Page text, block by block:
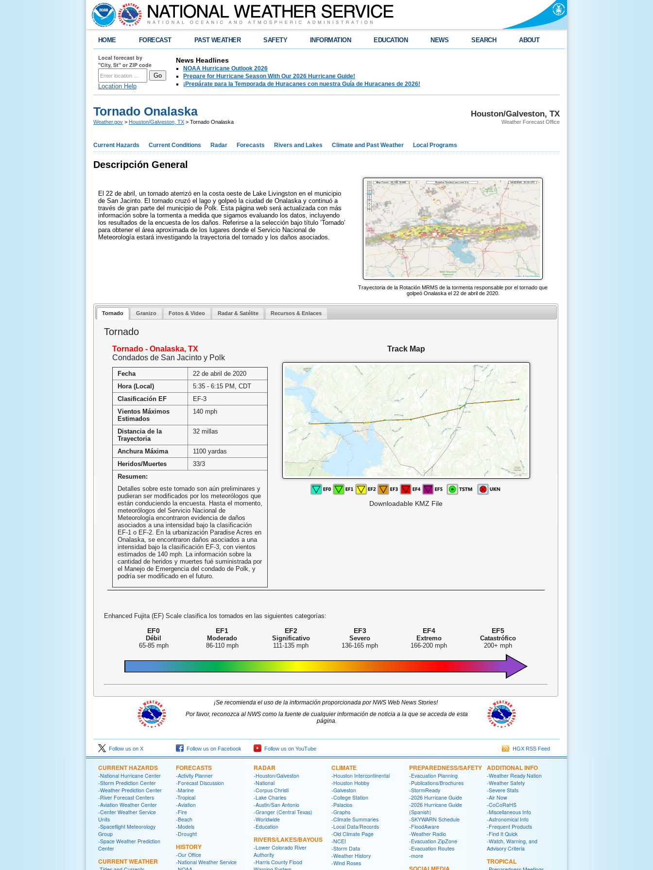
HOME FORECAST PAST WEATHER SAFETY INFORMATION EDUCATION NEWS SEARCH ABOUT
Local forecast by
"City, St" or ZIP code
Location Help
News Headlines
NOAA Hurricane Outlook 2026
Prepare for Hurricane Season With Our 2026 Hurricane Guide!
¡Prepárate para la Temporada de Huracanes con nuestra Guía de Huracanes de 2026!
Houston/Galveston, TX
Weather Forecast Office
Tornado Onalaska
Weather.gov > Houston/Galveston, TX > Tornado Onalaska
Current Hazards Current Conditions Radar Forecasts Rivers and Lakes Climate and Past Weather Local Programs
Descripción General
El 22 de abril, un tornado aterrizó en la costa oeste de Lake Livingston en el municipio
de San Jacinto. El tornado cruzó el lago y golpeó la ciudad de Onalaska y continuó a
través de gran parte del municipio de Polk. Esta página web será actualizada con más
información sobre la tormenta a medida que sigamos evaluando los datos, incluyendo
los resultados de la encuesta de los daños. Referirse a la selección bajo título ‘Tornado’
para obtener el área aproximada de los lugares donde el Servicio Nacional de
Meteorología estará investigando la trayectoria del tornado y los daños asociados.
Trayectoria de la Rotación MRMS de la tormenta responsable por el tornado que
golpeó Onalaska el 22 de abril de 2020.
Tornado Granizo Fotos & Video Radar & Satélite Recursos & Enlaces
Tornado
Tornado - Onalaska, TX
Condados de San Jacinto y Polk
Fecha
22 de abril de 2020
Hora (Local)
5:35 - 6:15 PM, CDT
Clasificación EF
EF-3
Vientos Máximos
Estimados
140 mph
Distancia de la
Trayectoria
32 millas
Anchura Máxima
1100 yardas
Heridos/Muertes
33/3
Resumen:
Detalles sobre este tornado son aún preliminares y
pudieran ser modificados por los meteorólogos que
están conduciendo la encuesta. Hasta el momento,
meteorólogos del Servicio Nacional de
Meteorología encontraron evidencia de daños
asociados a una intensidad bajo la clasificación
EF-1 o EF-2. En la urbanización Paradise Acres en
Onalaska, se encontraron daños asociados a una
intensidad bajo la clasificación EF-3, con vientos
estimados de 140 mph. La información sobre la
cantidad de heridos y muertes fué suministrada por
el Manejo de Emergencia del condado de Polk, y
podría ser modificado en el futuro.
Track Map
Downloadable KMZ File
Enhanced Fujita (EF) Scale clasifica los tornados en las siguientes categorías:
EF0
Débil
65-85 mph
EF1
Moderado
86-110 mph
EF2
Significativo
111-135 mph
EF3
Severo
136-165 mph
EF4
Extremo
166-200 mph
EF5
Catastrófico
200+ mph
¡Se recomienda el uso de la información proporcionada por NWS Web News Stories!
Por favor, reconozca al NWS como la fuente de cualquier información de noticia a la que se acceda de esta
página.
Follow us on X Follow us on Facebook Follow us on YouTube HGX RSS Feed
CURRENT HAZARDS
-National Hurricane Center
-Storm Prediction Center
-Weather Prediction Center
-River Forecast Centers
-Aviation Weather Center
-Center Weather Service
Units
-Spaceflight Meteorology
Group
-Space Weather Prediction
Center
CURRENT WEATHER
FORECASTS
-Activity Planner
-Forecast Discussion
-Marine
-Tropical
-Aviation
-Fire
-Beach
-Models
-Drought
HISTORY
-Our Office
-National Weather Service
RADAR
-Houston/Galveston
-National
-Corpus Christi
-Lake Charles
-Austin/San Antonio
-Granger (Central Texas)
-Worldwide
-Education
RIVERS/LAKES/BAYOUS
-Lower Colorado River
Authority
-Harris County Flood
CLIMATE
-Houston Intercontinental
-Houston Hobby
-Galveston
-College Station
-Palacios
-Graphs
-Climate Summaries
-Local Data/Records
-Old Climate Page
-NCEI
-Storm Data
-Weather History
-Wind Roses
PREPAREDNESS/SAFETY
-Evacuation Planning
-Publications/Brochures
-StormReady
-2026 Hurricane Guide
-2026 Hurricane Guide
(Spanish)
-SKYWARN Schedule
-FloodAware
-Weather Radio
-Evacuation ZipZone
-Evacuation Routes
-more
ADDITIONAL INFO
-Weather Ready Nation
-Weather Safety
-Severe Stats
-Air Now
-CoCoRaHS
-Miscellaneous Info
-Astronomical Info
-Frequent Products
-Find It Quick
-Watch, Warning, and
Advisory Criteria
TROPICAL